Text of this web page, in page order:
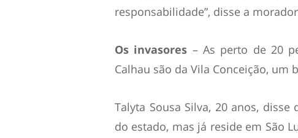
responsabilidade”, disse a
Os invasores – As perto de 20
Calhau são da Vila Conceição, um
Talyta Sousa Silva, 20 anos,
do estado, mas já reside em São